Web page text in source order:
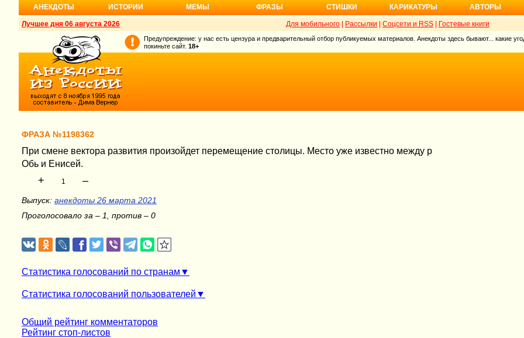
АНЕКДОТЫ ИСТОРИИ МЕМЫ ФРАЗЫ СТИШКИ КАРИКАТУРЫ АВТОРЫ
Лучшее дня 06 августа 2026 Для мобильного Рассылки Соцсети и RSS Гостевые книги
Предупреждение: у нас есть цензура и предварительный отбор публикуемых материалов. Анекдоты здесь бывают... какие
покиньте сайт. 18+
ФРАЗА №1198362
При смене вектора развития произойдет перемещение столицы. Место уже известно между р
Обь и Енисей.
+ 1 –
Выпуск: анекдоты 26 марта 2021
Проголосовало за – 1, против – 0
Статистика голосований по странам
Статистика голосований пользователей
Общий рейтинг комментаторов
Рейтинг стоп-листов